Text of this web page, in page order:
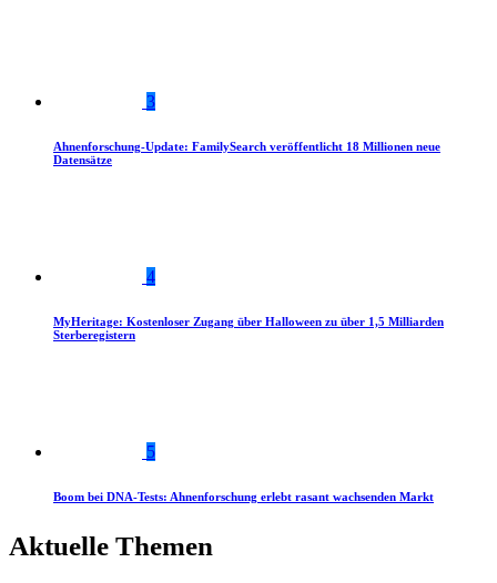
3
Ahnenforschung-Update: FamilySearch veröffentlicht 18 Millionen neue
Datensätze
4
MyHeritage: Kostenloser Zugang über Halloween zu über 1,5 Milliarden
Sterberegistern
5
Boom bei DNA-Tests: Ahnenforschung erlebt rasant wachsenden Markt
Aktuelle Themen